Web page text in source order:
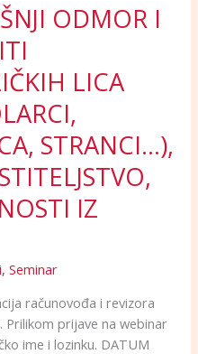
ODMOR I
LICA
STRANCI…),
IZ
,Seminar
računovođa i revizora
Prilikom prijave na webinar
ime i lozinku. DATUM